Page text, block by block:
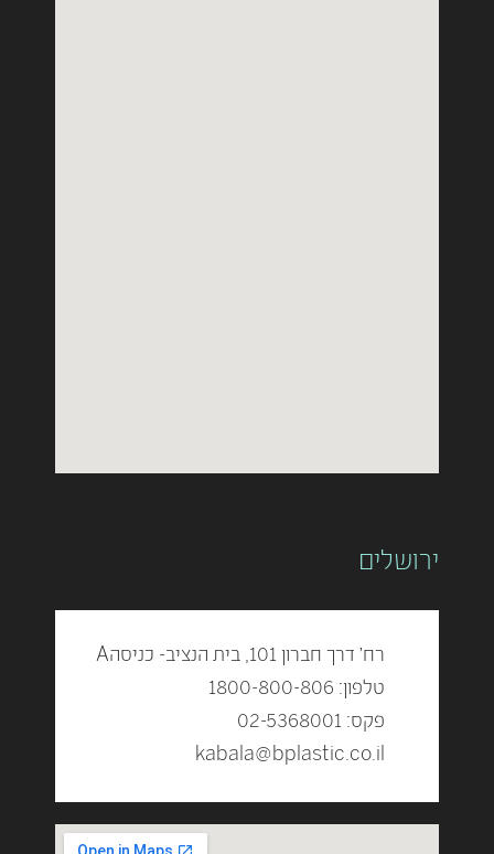
ירושלים
רח' דרך חברון 101, בית הנציב- כניסהA
טלפון: 1800-800-806
פקס: 02-5368001
kabala@bplastic.co.il